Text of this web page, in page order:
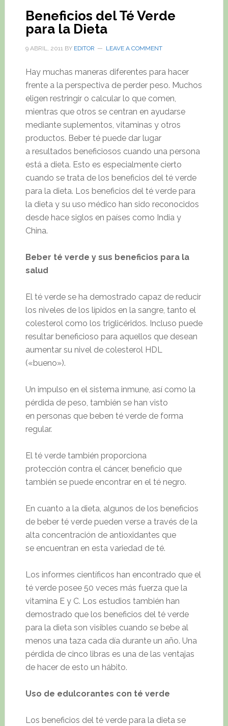
Beneficios del Té Verde
para la Dieta
9 ABRIL, 2011BY EDITOR LEAVE A COMMENT
Hay muchas maneras diferentes para hacer
frente a la perspectiva de perder peso. Muchos
eligen restringir o calcular lo que comen,
mientras que otros se centran en ayudarse
mediante suplementos, vitaminas y otros
productos. Beber té puede dar lugar
a resultados beneficiosos cuando una persona
está a dieta. Esto es especialmente cierto
cuando se trata de los beneficios del té verde
para la dieta. Los beneficios del té verde para
la dieta y su uso médico han sido reconocidos
desde hace siglos en países como India y
China.
Beber té verde y sus beneficios para la
salud
El té verde se ha demostrado capaz de reducir
los niveles de los lípidos en la sangre, tanto el
colesterol como los triglicéridos. Incluso puede
resultar beneficioso para aquellos que desean
aumentar su nivel de colesterol HDL
(«bueno»).
Un impulso en el sistema inmune, así como la
pérdida de peso, también se han visto
en personas que beben té verde de forma
regular.
El té verde también proporciona
protección contra el cáncer, beneficio que
también se puede encontrar en el té negro.
En cuanto a la dieta, algunos de los beneficios
de beber té verde pueden verse a través de la
alta concentración de antioxidantes que
se encuentran en esta variedad de té.
Los informes científicos han encontrado que el
té verde posee 50 veces más fuerza que la
vitamina E y C. Los estudios también han
demostrado que los beneficios del té verde
para la dieta son visibles cuando se bebe al
menos una taza cada día durante un año. Una
pérdida de cinco libras es una de las ventajas
de hacer de esto un hábito.
Uso de edulcorantes con té verde
Los beneficios del té verde para la dieta se